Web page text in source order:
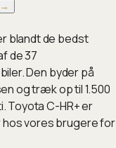
→
blandt de bedst
de 37
Den byder på
og træk op til 1.500
Toyota C-HR+ er
hos vores brugere for